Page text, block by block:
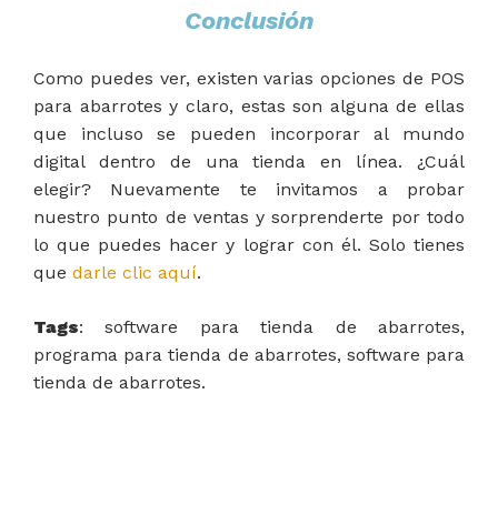
Conclusión
Como puedes ver, existen varias opciones de POS
para abarrotes y claro, estas son alguna de ellas
que incluso se pueden incorporar al mundo
digital dentro de una tienda en línea. ¿Cuál
elegir? Nuevamente te invitamos a probar
nuestro punto de ventas y sorprenderte por todo
lo que puedes hacer y lograr con él. Solo tienes
que darle clic aquí.
Tags: software para tienda de abarrotes,
programa para tienda de abarrotes, software para
tienda de abarrotes.